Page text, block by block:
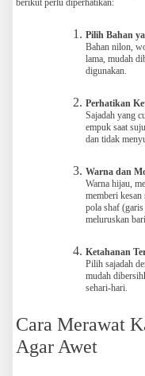
berikut perlu diperhatikan:
Pilih Bahan
Bahan nilon,
lama, mudah
digunakan.
Perhatikan
Sajadah yang
empuk saat
dan tidak
Warna dan
Warna hijau,
memberi
pola shaf
meluruskan
Ketahanan
Pilih sajadah
mudah
sehari-hari.
Cara Merawat
Agar Awet